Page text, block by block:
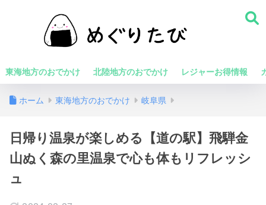
東海地方のおでかけ 北陸地方のおでかけ レジャーお得情報
ホーム 東海地方のおでかけ 岐阜県
日帰り温泉が楽しめる【道の駅】飛騨金
山ぬく森の里温泉で心も体もリフレッシ
ュ